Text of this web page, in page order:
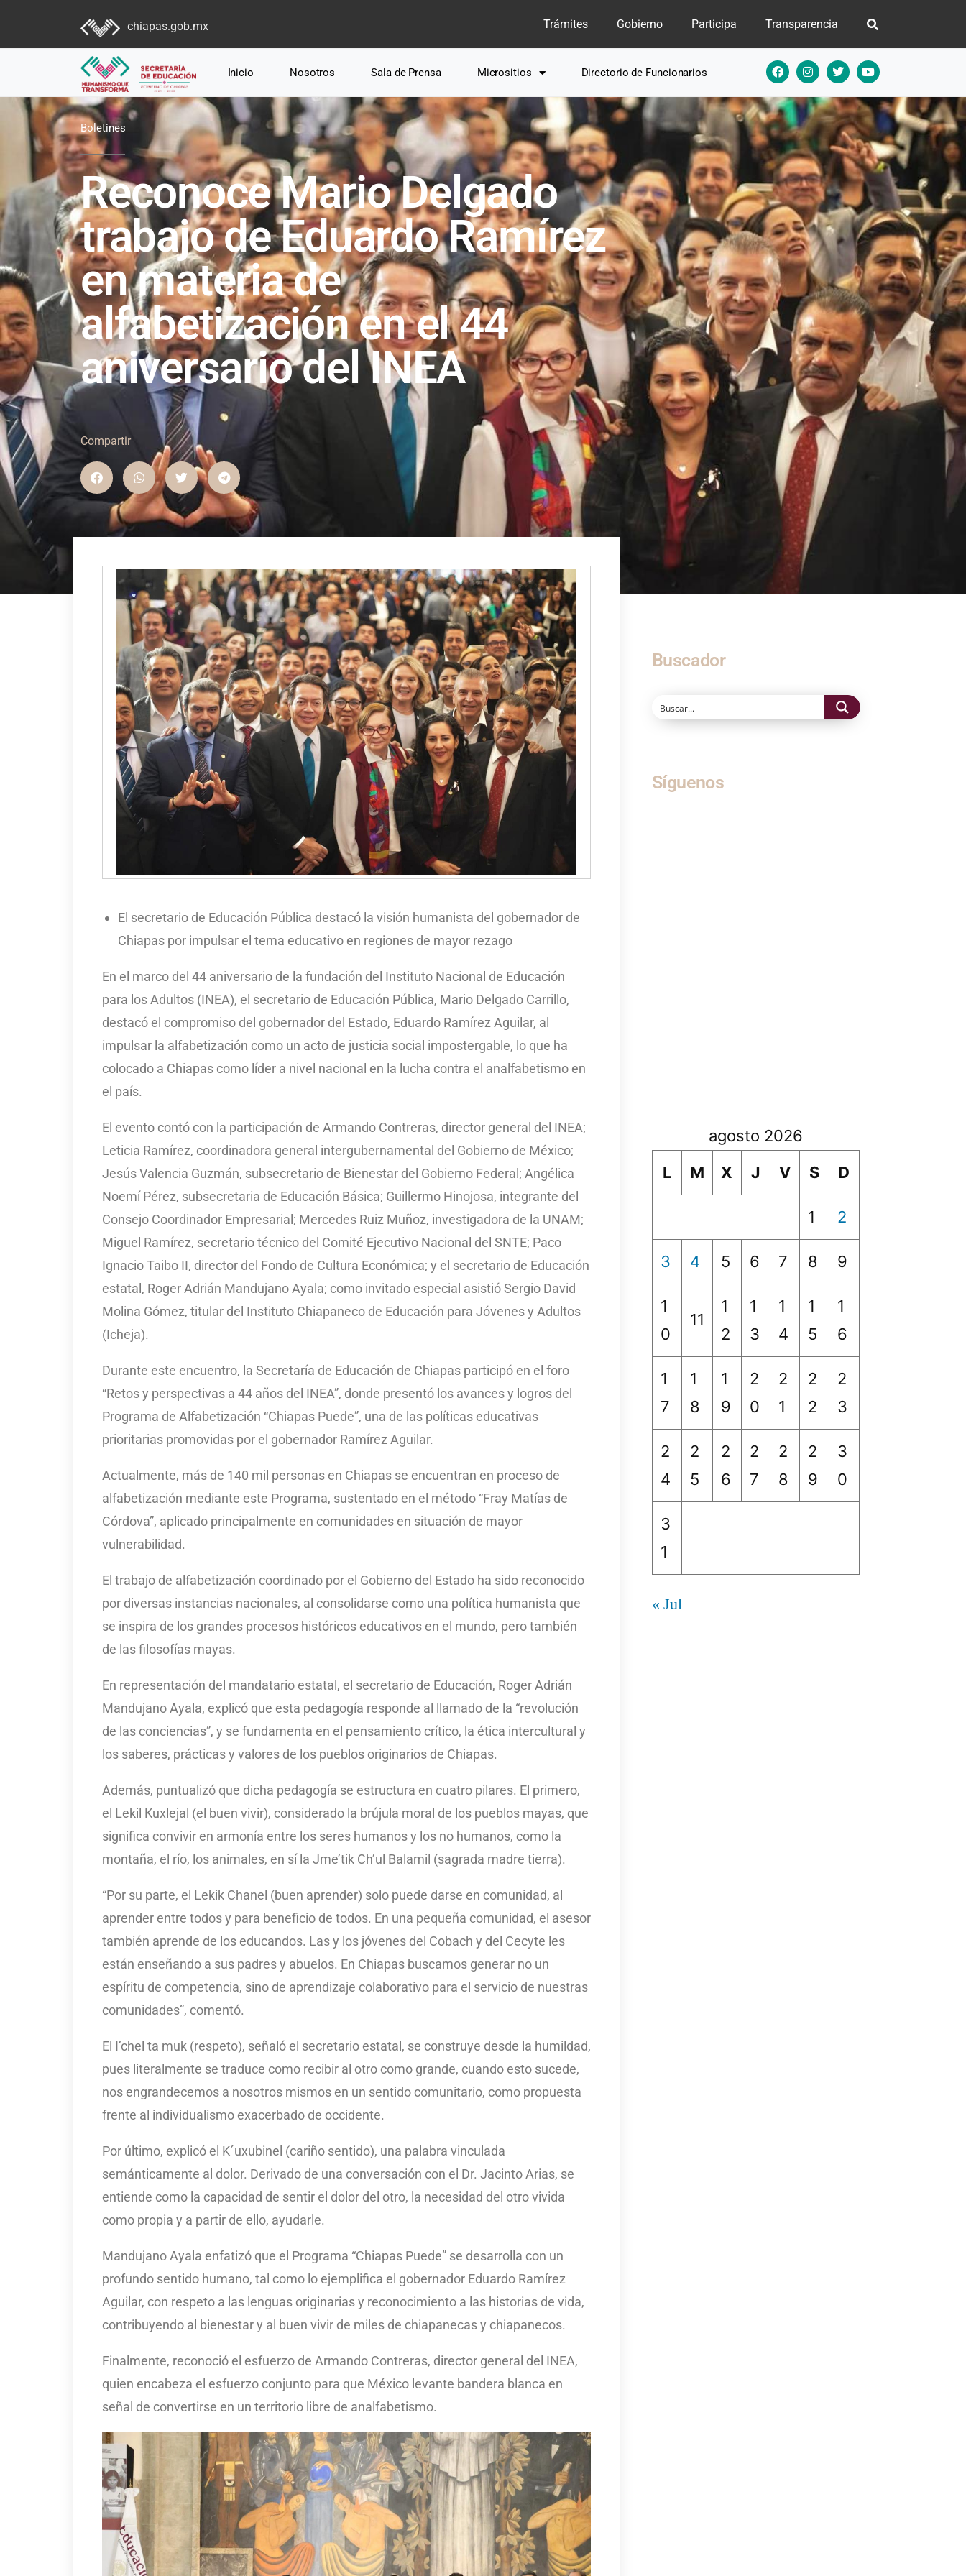
chiapas.gob.mx Trámites Gobierno Participa Transparencia
Inicio Nosotros Sala de Prensa Micrositios Directorio de Funcionarios
Boletines
Reconoce Mario Delgado
trabajo de Eduardo Ramírez
en materia de
alfabetización en el 44
aniversario del INEA
Compartir
El secretario de Educación Pública destacó la visión humanista del gobernador de
Chiapas por impulsar el tema educativo en regiones de mayor rezago
En el marco del 44 aniversario de la fundación del Instituto Nacional de Educación
para los Adultos (INEA), el secretario de Educación Pública, Mario Delgado Carrillo,
destacó el compromiso del gobernador del Estado, Eduardo Ramírez Aguilar, al
impulsar la alfabetización como un acto de justicia social impostergable, lo que ha
colocado a Chiapas como líder a nivel nacional en la lucha contra el analfabetismo en
el país.
El evento contó con la participación de Armando Contreras, director general del INEA;
Leticia Ramírez, coordinadora general intergubernamental del Gobierno de México;
Jesús Valencia Guzmán, subsecretario de Bienestar del Gobierno Federal; Angélica
Noemí Pérez, subsecretaria de Educación Básica; Guillermo Hinojosa, integrante del
Consejo Coordinador Empresarial; Mercedes Ruiz Muñoz, investigadora de la UNAM;
Miguel Ramírez, secretario técnico del Comité Ejecutivo Nacional del SNTE; Paco
Ignacio Taibo II, director del Fondo de Cultura Económica; y el secretario de Educación
estatal, Roger Adrián Mandujano Ayala; como invitado especial asistió Sergio David
Molina Gómez, titular del Instituto Chiapaneco de Educación para Jóvenes y Adultos
(Icheja).
Durante este encuentro, la Secretaría de Educación de Chiapas participó en el foro
“Retos y perspectivas a 44 años del INEA”, donde presentó los avances y logros del
Programa de Alfabetización “Chiapas Puede”, una de las políticas educativas
prioritarias promovidas por el gobernador Ramírez Aguilar.
Actualmente, más de 140 mil personas en Chiapas se encuentran en proceso de
alfabetización mediante este Programa, sustentado en el método “Fray Matías de
Córdova”, aplicado principalmente en comunidades en situación de mayor
vulnerabilidad.
El trabajo de alfabetización coordinado por el Gobierno del Estado ha sido reconocido
por diversas instancias nacionales, al consolidarse como una política humanista que
se inspira de los grandes procesos históricos educativos en el mundo, pero también
de las filosofías mayas.
En representación del mandatario estatal, el secretario de Educación, Roger Adrián
Mandujano Ayala, explicó que esta pedagogía responde al llamado de la “revolución
de las conciencias”, y se fundamenta en el pensamiento crítico, la ética intercultural y
los saberes, prácticas y valores de los pueblos originarios de Chiapas.
Además, puntualizó que dicha pedagogía se estructura en cuatro pilares. El primero,
el Lekil Kuxlejal (el buen vivir), considerado la brújula moral de los pueblos mayas, que
significa convivir en armonía entre los seres humanos y los no humanos, como la
montaña, el río, los animales, en sí la Jme’tik Ch’ul Balamil (sagrada madre tierra).
“Por su parte, el Lekik Chanel (buen aprender) solo puede darse en comunidad, al
aprender entre todos y para beneficio de todos. En una pequeña comunidad, el asesor
también aprende de los educandos. Las y los jóvenes del Cobach y del Cecyte les
están enseñando a sus padres y abuelos. En Chiapas buscamos generar no un
espíritu de competencia, sino de aprendizaje colaborativo para el servicio de nuestras
comunidades”, comentó.
El I’chel ta muk (respeto), señaló el secretario estatal, se construye desde la humildad,
pues literalmente se traduce como recibir al otro como grande, cuando esto sucede,
nos engrandecemos a nosotros mismos en un sentido comunitario, como propuesta
frente al individualismo exacerbado de occidente.
Por último, explicó el K´uxubinel (cariño sentido), una palabra vinculada
semánticamente al dolor. Derivado de una conversación con el Dr. Jacinto Arias, se
entiende como la capacidad de sentir el dolor del otro, la necesidad del otro vivida
como propia y a partir de ello, ayudarle.
Mandujano Ayala enfatizó que el Programa “Chiapas Puede” se desarrolla con un
profundo sentido humano, tal como lo ejemplifica el gobernador Eduardo Ramírez
Aguilar, con respeto a las lenguas originarias y reconocimiento a las historias de vida,
contribuyendo al bienestar y al buen vivir de miles de chiapanecas y chiapanecos.
Finalmente, reconoció el esfuerzo de Armando Contreras, director general del INEA,
quien encabeza el esfuerzo conjunto para que México levante bandera blanca en
señal de convertirse en un territorio libre de analfabetismo.
Buscador
Síguenos
agosto 2026
L
M X J V S D
1 2
3 4 5 6 7 8 9
1
0
11
1
2
1
3
1
4
1
5
1
6
1
7
1
8
1
9
2
0
2
1
2
2
2
3
2
4
2
5
2
6
2
7
2
8
2
9
3
0
3
1
« Jul